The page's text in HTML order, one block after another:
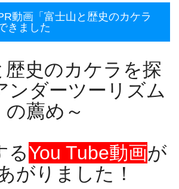
動画「富士山と歴史のカケラ
きました
歴史のカケラを探
ンダーツーリズム
の薦め～
るYou Tube動画が
がりました！